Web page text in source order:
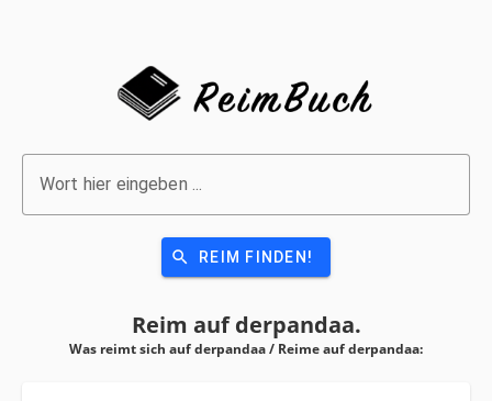
Wort hier eingeben ...
search REIM FINDEN!
Reim aufderpandaa.
Was reimt sich auf derpandaa / Reime aufderpandaa: